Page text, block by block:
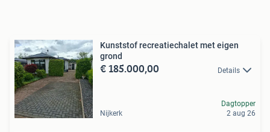
Kunststof recreatiechalet met eigen
grond
€ 185.000,00 Details
Nijkerk
Dagtopper
2 aug 26